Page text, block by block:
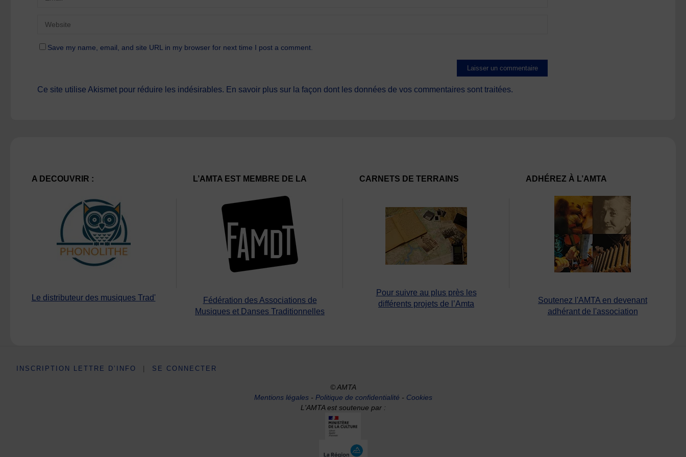
Save my name, email, and site URL in my browser for next time I post a comment.
Ce site utilise Akismet pour réduire les indésirables. En savoir plus sur la façon dont les données de vos commentaires sont traitées.
A DECOUVRIR :
Le distributeur des musiques Trad'
L’AMTA EST MEMBRE DE LA
Fédération des Associations de
Musiques et Danses Traditionnelles
CARNETS DE TERRAINS
Pour suivre au plus près les
différents projets de l’Amta
ADHÉREZ À L’AMTA
Soutenez l'AMTA en devenant
adhérant de l'association
INSCRIPTION LETTRE D’INFO | SE CONNECTER
© AMTA
Mentions légales- Politique de confidentialité - Cookies
L'AMTA est soutenue par :